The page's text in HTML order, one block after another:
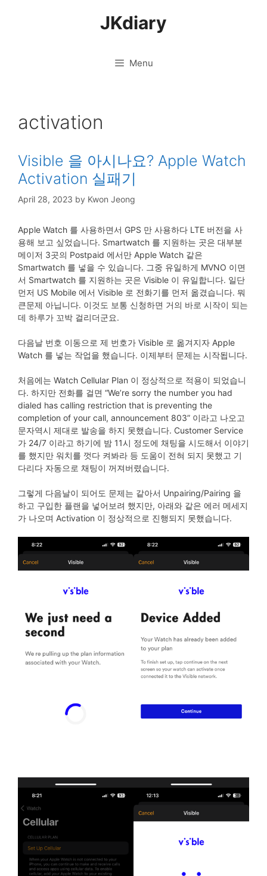
JKdiary
Menu
activation
Visible 을 아시나요? Apple Watch
Activation 실패기
April 28, 2023 by Kwon Jeong
Apple Watch 를 사용하면서 GPS 만 사용하다 LTE 버전을 사
용해 보고 싶었습니다. Smartwatch 를 지원하는 곳은 대부분
메이저 3곳의 Postpaid 에서만 Apple Watch 같은
Smartwatch 를 넣을 수 있습니다. 그중 유일하게 MVNO 이면
서 Smartwatch 를 지원하는 곳은 Visible 이 유일합니다. 일단
먼저 US Mobile 에서 Visible 로 전화기를 먼저 옮겼습니다. 뭐
큰문제 아닙니다. 이것도 보통 신청하면 거의 바로 시작이 되는
데 하루가 꼬박 걸리더군요.
다음날 번호 이동으로 제 번호가 Visible 로 옮겨지자 Apple
Watch 를 넣는 작업을 했습니다. 이제부터 문제는 시작됩니다.
처음에는 Watch Cellular Plan 이 정상적으로 적용이 되었습니
다. 하지만 전화를 걸면 “We’re sorry the number you had
dialed has calling restriction that is preventing the
completion of your call, announcement 803” 이라고 나오고
문자역시 제대로 발송을 하지 못했습니다. Customer Service
가 24/7 이라고 하기에 밤 11시 정도에 채팅을 시도해서 이야기
를 했지만 워치를 껏다 켜봐라 등 도움이 전혀 되지 못했고 기
다리다 자동으로 채팅이 꺼져버렸습니다.
그렇게 다음날이 되어도 문제는 같아서 Unpairing/Pairing 을
하고 구입한 플랜을 넣어보려 했지만, 아래와 같은 에러 메세지
가 나오며 Activation 이 정상적으로 진행되지 못했습니다.